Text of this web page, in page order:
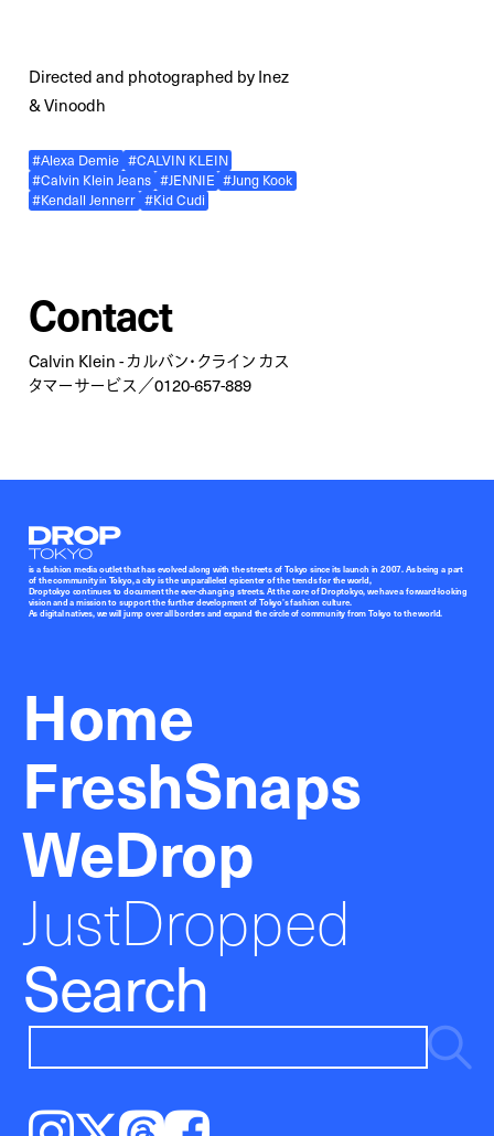
Directed and photographed by Inez
& Vinoodh
#Alexa Demie #CALVIN KLEIN
#Calvin Klein Jeans #JENNIE #Jung Kook
#Kendall Jennerr #Kid Cudi
Contact
Calvin Klein - カルバン・クライン カス
タマーサービス／0120-657-889
Droptokyo
is a fashion media outlet that has evolved along with the streets of Tokyo since its launch in 2007. As being a part
of the community in Tokyo, a city is the unparalleled epicenter of the trends for the world,
Droptokyo continues to document the ever-changing streets. At the core of Droptokyo, we have a forward-looking
vision and a mission to support the further development of Tokyo’s fashion culture.
As digital natives, we will jump over all borders and expand the circle of community from Tokyo to the world.
Home
FreshSnaps
WeDrop
JustDropped
Search